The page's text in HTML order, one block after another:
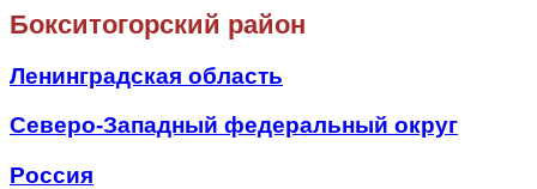
Бокситогорский район
Ленинградская область
Северо-Западный федеральный округ
Россия